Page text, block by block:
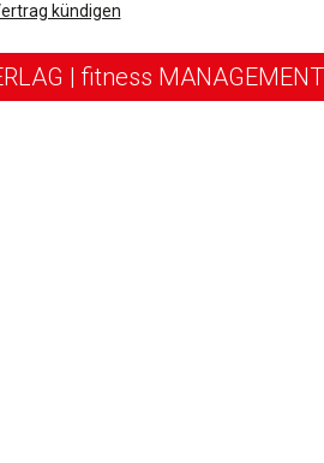
kündigen
| fitness MANAGEMENT